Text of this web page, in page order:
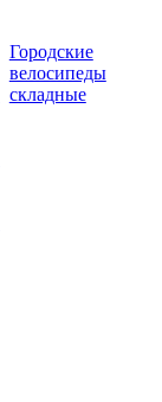
Городские
велосипеды
складные